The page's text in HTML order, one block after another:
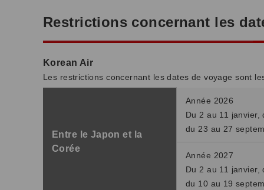
Restrictions concernant les
Korean Air
Les restrictions concernant les dates de voyage sont
Entre le Japon et la
Corée
Année 2026
Du 2 au 11
du 23 au 27
Année 2027
Du 2 au 11
du 10 au 19